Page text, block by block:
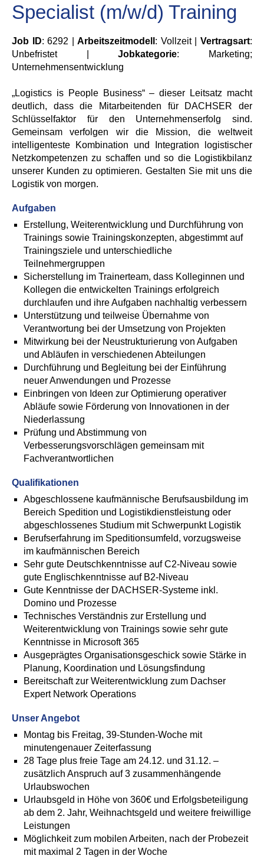
Specialist (m/w/d) Training
Job ID: 6292 |Arbeitszeitmodell : Vollzeit |Vertragsart:
Unbefristet |Jobkategorie: Marketing;
Unternehmensentwicklung
„Logistics is People Business“ – dieser Leitsatz macht
deutlich, dass die Mitarbeitenden für DACHSER der
Schlüsselfaktor für den Unternehmenserfolg sind.
Gemeinsam verfolgen wir die Mission, die weltweit
intelligenteste Kombination und Integration logistischer
Netzkompetenzen zu schaffen und so die Logistikbilanz
unserer Kunden zu optimieren. Gestalten Sie mit uns die
Logistik von morgen.
Aufgaben
Erstellung, Weiterentwicklung und Durchführung von
Trainings sowie Trainingskonzepten, abgestimmt auf
Trainingsziele und unterschiedliche
Teilnehmergruppen
Sicherstellung im Trainerteam, dass Kolleginnen und
Kollegen die entwickelten Trainings erfolgreich
durchlaufen und ihre Aufgaben nachhaltig verbessern
Unterstützung und teilweise Übernahme von
Verantwortung bei der Umsetzung von Projekten
Mitwirkung bei der Neustrukturierung von Aufgaben
und Abläufen in verschiedenen Abteilungen
Durchführung und Begleitung bei der Einführung
neuer Anwendungen und Prozesse
Einbringen von Ideen zur Optimierung operativer
Abläufe sowie Förderung von Innovationen in der
Niederlassung
Prüfung und Abstimmung von
Verbesserungsvorschlägen gemeinsam mit
Fachverantwortlichen
Qualifikationen
Abgeschlossene kaufmännische Berufsausbildung im
Bereich Spedition und Logistikdienstleistung oder
abgeschlossenes Studium mit Schwerpunkt Logistik
Berufserfahrung im Speditionsumfeld, vorzugsweise
im kaufmännischen Bereich
Sehr gute Deutschkenntnisse auf C2-Niveau sowie
gute Englischkenntnisse auf B2-Niveau
Gute Kenntnisse der DACHSER-Systeme inkl.
Domino und Prozesse
Technisches Verständnis zur Erstellung und
Weiterentwicklung von Trainings sowie sehr gute
Kenntnisse in Microsoft 365
Ausgeprägtes Organisationsgeschick sowie Stärke in
Planung, Koordination und Lösungsfindung
Bereitschaft zur Weiterentwicklung zum Dachser
Expert Network Operations
Unser Angebot
Montag bis Freitag, 39-Stunden-Woche mit
minutengenauer Zeiterfassung
28 Tage plus freie Tage am 24.12. und 31.12. –
zusätzlich Anspruch auf 3 zusammenhängende
Urlaubswochen
Urlaubsgeld in Höhe von 360€ und Erfolgsbeteiligung
ab dem 2. Jahr, Weihnachtsgeld und weitere freiwillige
Leistungen
Möglichkeit zum mobilen Arbeiten, nach der Probezeit
mit maximal 2 Tagen in der Woche